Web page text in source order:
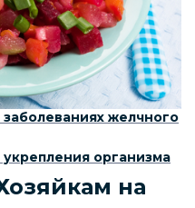
желчного
организма
на